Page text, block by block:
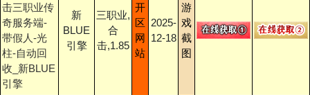
击三职业传
奇服务端-
带假人-光
柱-自动回
收_新BLUE
引擎
新
BLUE
引擎
三职业,
合
击,1.85
开
区
网
站
2025-
12-18
游
戏
截
图